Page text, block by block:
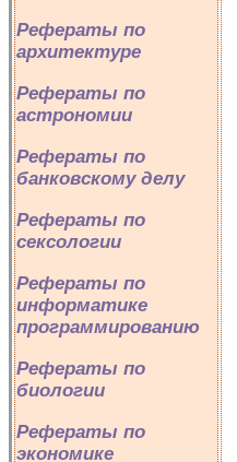
Рефераты по
архитектуре
Рефераты по
астрономии
Рефераты по
банковскому делу
Рефераты по
сексологии
Рефераты по
информатике
программированию
Рефераты по
биологии
Рефераты по
экономике